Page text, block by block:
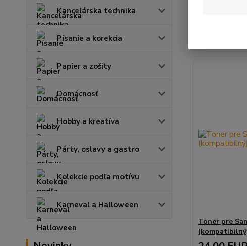
Kancelárska technika
Písanie a korekcia
Papier a zošity
Domácnosť
Hobby a kreatíva
Párty, oslavy a gastro
Kolekcie podľa motívu
Karneval a Halloween
Toner pre